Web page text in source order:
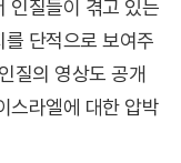
인질들이 겪고 있는
단적으로 보여주
질의 영상도 공개
스라엘에 대한 압박